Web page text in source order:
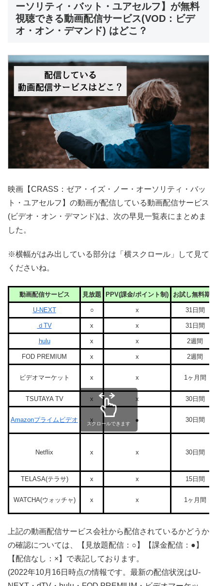
ーソリティ・バット・ユアセルフ】が無料
視聴できる動画配信サービス(VOD：ビデ
オ・オン・デマンド) はどこ？
映画【CRASS：ゼア・イズ・ノー・オーソリティ・バッ
ト・ユアセルフ】の動画が配信している動画配信サービス
(ビデオ・オン・デマンド)は、次の早見一覧表にまとめま
した。
※横幅がはみ出している部分は「横スクロール」して見て
くださいね。
動画配信サービス 見放題 PPV(課金/ポイント制) お試し無料期間
U-NEXT ○ x 31日間
ｄTV x x 31日間
hulu x x 2週間
FOD PREMIUM x x 2週間
ビデオマーケット x x 1ヶ月間
TSUTAYA TV x x 30日間
Amazonプライムビデオ x ● 30日間
Netflix x x 30日間
TELASA(テラサ) x x 15日間
WATCHA(ウォッチャ) x x 1ヶ月間
スクロールできます
上記の動画配信サービス会社から配信されているかどうか
の確認については、【見放題配信：○】【課金配信：●】
【配信なし：×】で表記しております。
(2022年10月16日時点の情報です。最新の配信状況はU-